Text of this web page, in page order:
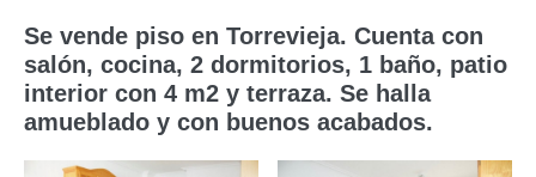
Se vende piso en Torrevieja. Cuenta con
salón, cocina, 2 dormitorios, 1 baño, patio
interior con 4 m2 y terraza. Se halla
amueblado y con buenos acabados.